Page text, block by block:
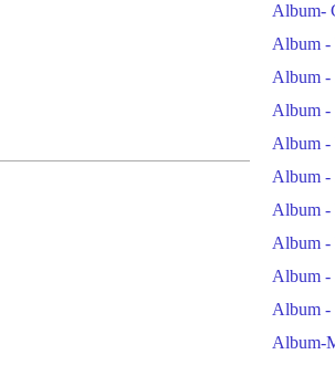
Album-
Album -
Album -
Album -
Album -
Album -
Album -
Album -
Album -
Album -
Album-